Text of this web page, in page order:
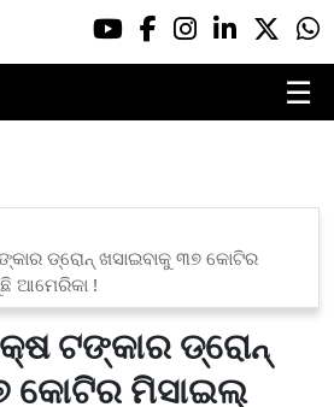
☰
ଡ୍ରୋନ୍ ଖସାଇବାକୁ ୩୭ କୋଟିର
ଆମେରିକା !
ଟଙ୍କାର ଡ୍ରୋନ୍
କୋଟିର ମିସାଇଲ୍